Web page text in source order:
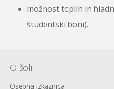
možnost toplih in
študentski boni).
O šoli
Osebna izkaznica